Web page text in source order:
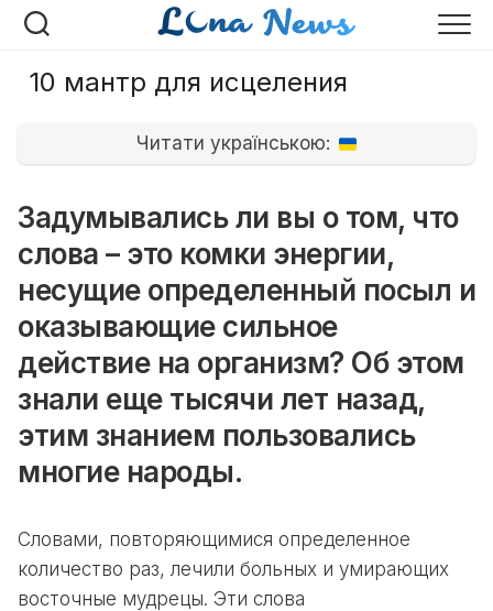
Перейти
10 мантр для исцеления
Читати українською:
Задумывались ли вы о том, что
слова – это комки энергии,
несущие определенный посыл и
оказывающие сильное
действие на организм? Об этом
знали еще тысячи лет назад,
этим знанием пользовались
многие народы.
Словами, повторяющимися определенное
количество раз, лечили больных и умирающих
восточные мудрецы. Эти слова